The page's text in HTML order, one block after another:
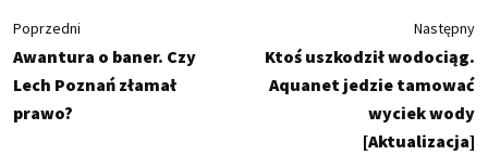
Poprzedni
Awantura o baner. Czy
Lech Poznań złamał
prawo?
Następny
Ktoś uszkodził wodociąg.
Aquanet jedzie tamować
wyciek wody
[Aktualizacja]